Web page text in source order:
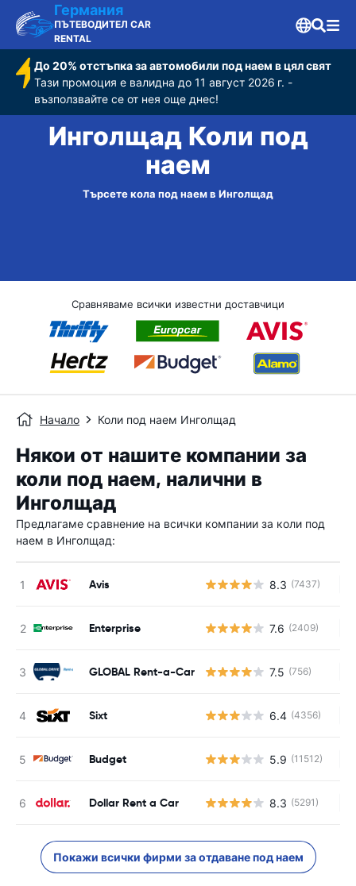
Германия
ПЪТЕВОДИТЕЛ CAR
RENTAL
До 20% отстъпка за автомобили под наем в цял свят
Тази промоция е валидна до 11 август 2026 г. -
възползвайте се от нея още днес!
Инголщад Коли под
наем
Търсете кола под наем в Инголщад
Сравняваме всички известни доставчици
Начало Коли под наем Инголщад
Някои от нашите компании за
коли под наем, налични в
Инголщад
Предлагаме сравнение на всички компании за коли под
наем в Инголщад:
Avis 8.3 (7437)
Enterprise 7.6 (2409)
GLOBAL Rent-a-Car 7.5 (756)
Sixt 6.4 (4356)
Budget 5.9 (11512)
Dollar Rent a Car 8.3 (5291)
Покажи всички фирми за отдаване под наем